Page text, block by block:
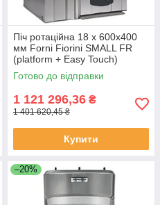
Піч ротаційна 18 х 600х400
мм Forni Fiorini SMALL FR
(platform + Easy Touch)
Готово до відправки
1 121 296,36 ₴
1 401 620,45 ₴
Купити
–20%